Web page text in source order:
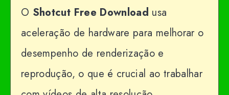
O Shotcut Free Download usa
aceleração de hardware para melhorar o
desempenho de renderização e
reprodução, o que é crucial ao trabalhar